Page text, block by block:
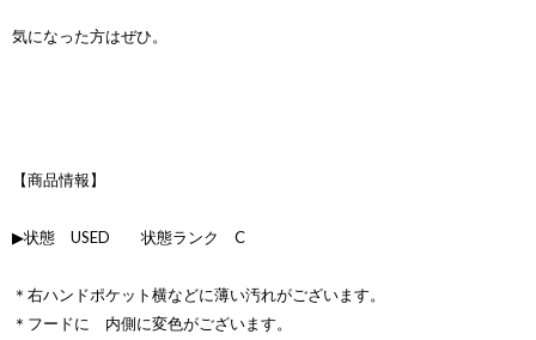
気になった方はぜひ。
【商品情報】
▶状態 USED 状態ランク C
＊右ハンドポケット横などに薄い汚れがございます。
＊フードに 内側に変色がございます。